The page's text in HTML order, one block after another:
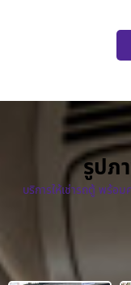
รูปภ
บริการให้เช่ารถตู้ พร้อ